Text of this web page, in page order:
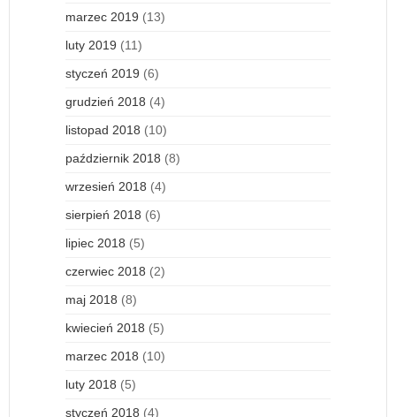
marzec 2019 (13)
luty 2019 (11)
styczeń 2019 (6)
grudzień 2018 (4)
listopad 2018 (10)
październik 2018 (8)
wrzesień 2018 (4)
sierpień 2018 (6)
lipiec 2018 (5)
czerwiec 2018 (2)
maj 2018 (8)
kwiecień 2018 (5)
marzec 2018 (10)
luty 2018 (5)
styczeń 2018 (4)